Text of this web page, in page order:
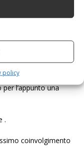
policy
l’appunto una
.
coinvolgimento